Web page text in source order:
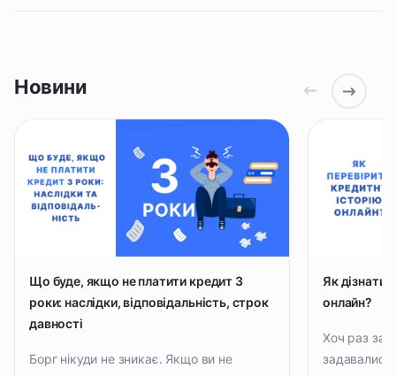
Що буде, якщо не платити кредит 3
роки: наслідки, відповідальність, строк
давності
Борг нікуди не зникає. Якщо ви не
Як
онлайн?
Хоч раз за
Новини